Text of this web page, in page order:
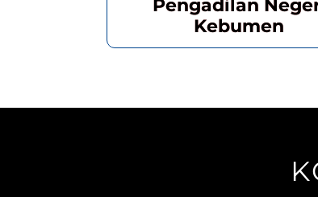
Pengadilan
Kebumen